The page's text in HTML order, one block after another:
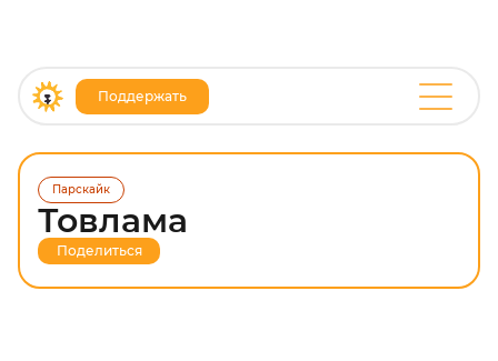
Поддержать
Парскайк
Товлама
Поделиться